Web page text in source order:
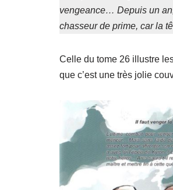
vengeance… Depuis un
chasseur de prime, car la
Celle du tome 26 illustre
que c’est une très jolie